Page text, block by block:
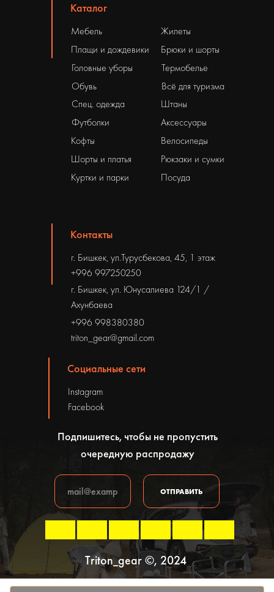
Подпишитесь, чтобы не пропустить
очередную распродажу
Triton_gear ©, 2024
Политика конфиденциальности
ОТПРАВИТЬ
Контакты
г. Бишкек, ул.Турусбекова, 45, 1 этаж
г. Бишкек, ул. Юнусалиева 124/1 /
Ахунбаева
+996 998380380
triton_gear@gmail.com
+996 997250250
Жилеты
Каталог
Плащи и дождевики
Головные уборы
Обувь
Штаны
Рюкзаки и сумки
Мебель
Брюки и шорты
Термобелье
Всё для туризма
Велосипеды
Аксессуары
Спец. одежда
Футболки
Куртки и парки
Кофты
Шорты и платья
Посуда
Социальные сети
Instagram
Facebook